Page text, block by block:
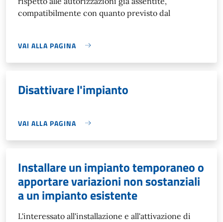
compatibilmente con quanto previsto dal
VAI ALLA PAGINA
Disattivare l'impianto
VAI ALLA PAGINA
Installare un impianto temporaneo o
apportare variazioni non sostanziali
a un impianto esistente
L'interessato all'installazione e all'attivazione di